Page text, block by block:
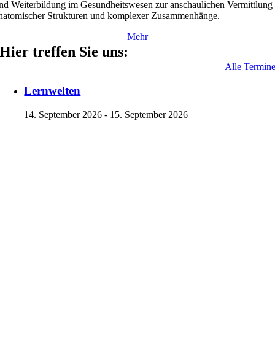
Weiterbildung im Gesundheitswesen zur anschaulichen Vermittlung
Strukturen und komplexer Zusammenhänge.
Mehr
Hier treffen Sie uns:
Alle Termine
Lernwelten
14. September 2026 - 15. September 2026